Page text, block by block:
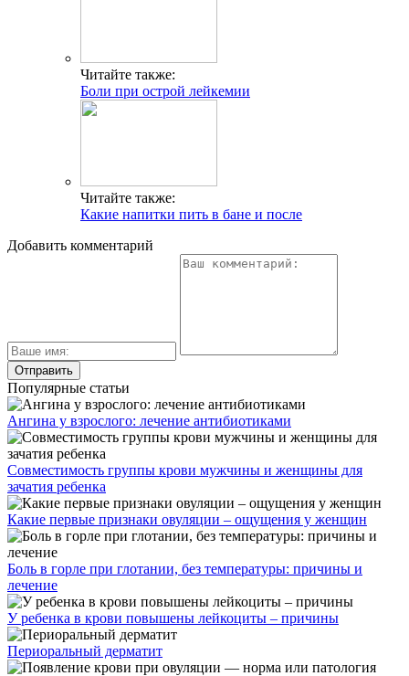
Читайте также:
Боли при острой лейкемии
Читайте также:
Какие напитки пить в бане и после
Добавить комментарий
Популярные статьи
Ангина у взрослого: лечение антибиотиками
Совместимость группы крови мужчины и женщины для
зачатия ребенка
Какие первые признаки овуляции – ощущения у женщин
Боль в горле при глотании, без температуры: причины и
лечение
У ребенка в крови повышены лейкоциты – причины
Периоральный дерматит